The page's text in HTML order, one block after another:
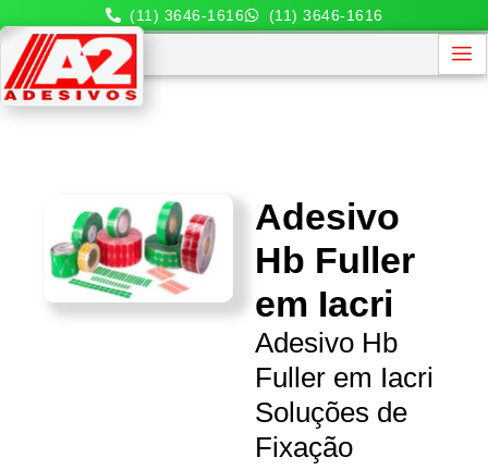
(11) 3646-1616 (11) 3646-1616
Adesivo
Hb Fuller
em Iacri
Adesivo Hb
Fuller em Iacri
Soluções de
Fixação